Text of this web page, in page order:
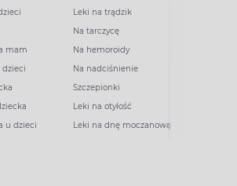
mam
dzieci
u dzieci
Leki na trądzik
Na tarczycę
Na hemoroidy
Na nadciśnienie
Szczepionki
Leki na otyłość
Leki na dnę moczanową